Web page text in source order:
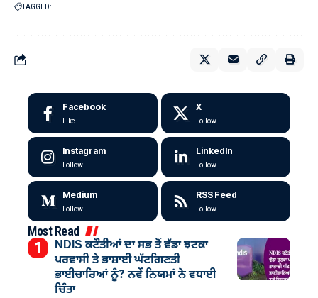
TAGGED:
Facebook
Like
X
Follow
Instagram
Follow
LinkedIn
Follow
Medium
Follow
RSS Feed
Follow
Most Read
NDIS ਕਟੌਤੀਆਂ ਦਾ ਸਭ ਤੋਂ ਵੱਡਾ ਝਟਕਾ
ਪਰਵਾਸੀ ਤੇ ਭਾਸ਼ਾਈ ਘੱਟਗਿਣਤੀ
ਭਾਈਚਾਰਿਆਂ ਨੂੰ? ਨਵੇਂ ਨਿਯਮਾਂ ਨੇ ਵਧਾਈ
ਚਿੰਤਾ